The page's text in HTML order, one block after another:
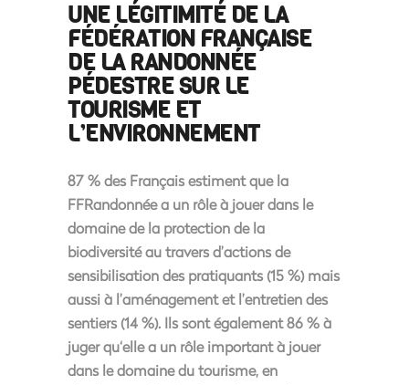
UNE LÉGITIMITÉ DE LA
FÉDÉRATION FRANÇAISE
DE LA RANDONNÉE
PÉDESTRE SUR LE
TOURISME ET
L’ENVIRONNEMENT
87 % des Français estiment que la
FFRandonnée a un rôle à jouer dans le
domaine de la protection de la
biodiversitéau travers d’actions de
sensibilisation des pratiquants (15 %) mais
aussi à l’aménagement et l’entretien des
sentiers (14 %). Ils sont également86 % à
juger qu‘elle a un rôle important à jouer
dans le domaine du tourisme,en